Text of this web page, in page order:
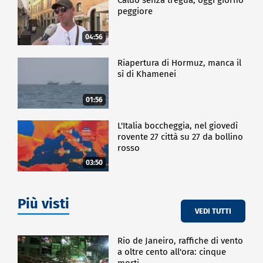
04:56
peggiore
01:56
Riapertura di Hormuz, manca il
sì di Khamenei
03:50
L'Italia boccheggia, nel giovedì
rovente 27 città su 27 da bollino
rosso
Più visti VEDI TUTTI
Rio de Janeiro, raffiche di vento
a oltre cento all'ora: cinque